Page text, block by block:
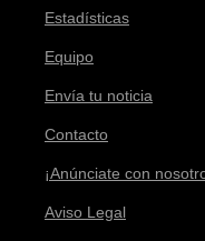
Estadísticas
Equipo
Envía tu noticia
Contacto
¡Anúnciate con
Aviso Legal